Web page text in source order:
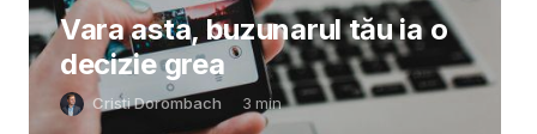
Vara asta, buzunarul tău ia o
decizie grea
Cristi Dorombach 3 min